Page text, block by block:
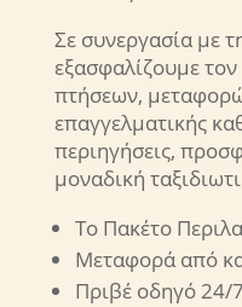
Σε συνεργασία με
εξασφαλίζουμε
πτήσεων,
επαγγελματικής
περιηγήσεις,
μοναδική
To Πακέτο
Μεταφορά από
Πριβέ οδηγό 24/